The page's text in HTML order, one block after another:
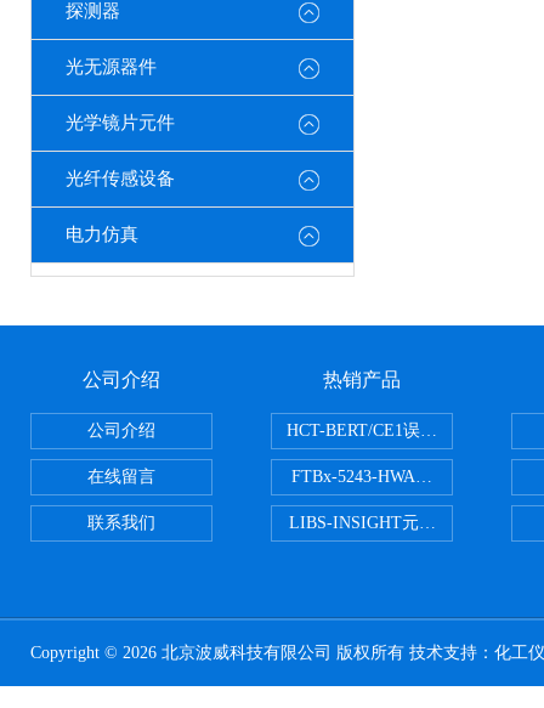
探测器
光无源器件
光学镜片元件
光纤传感设备
电力仿真
公司介绍
公司介绍
在线留言
联系我们
热销产品
HCT-BERT/CE1误码测试仪
FTBx-5243-HWA光谱分析仪
LIBS-INSIGHT元素光谱分析仪
Copyright © 2026 北京波威科技有限公司 版权所有 技术支持： 化工